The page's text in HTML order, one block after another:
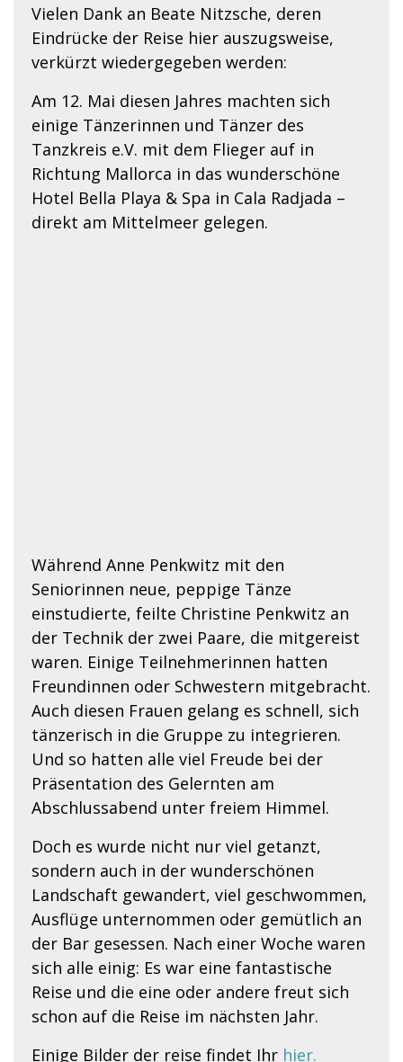
Vielen Dank an Beate Nitzsche, deren
Eindrücke der Reise hier auszugsweise,
verkürzt wiedergegeben werden:
Am 12. Mai diesen Jahres machten sich
einige Tänzerinnen und Tänzer des
Tanzkreis e.V. mit dem Flieger auf in
Richtung Mallorca in das wunderschöne
Hotel Bella Playa & Spa in Cala Radjada –
direkt am Mittelmeer gelegen.
Während Anne Penkwitz mit den
Seniorinnen neue, peppige Tänze
einstudierte, feilte Christine Penkwitz an
der Technik der zwei Paare, die mitgereist
waren. Einige Teilnehmerinnen hatten
Freundinnen oder Schwestern mitgebracht.
Auch diesen Frauen gelang es schnell, sich
tänzerisch in die Gruppe zu integrieren.
Und so hatten alle viel Freude bei der
Präsentation des Gelernten am
Abschlussabend unter freiem Himmel.
Doch es wurde nicht nur viel getanzt,
sondern auch in der wunderschönen
Landschaft gewandert, viel geschwommen,
Ausflüge unternommen oder gemütlich an
der Bar gesessen. Nach einer Woche waren
sich alle einig: Es war eine fantastische
Reise und die eine oder andere freut sich
schon auf die Reise im nächsten Jahr.
Einige Bilder der reise findet Ihr hier.